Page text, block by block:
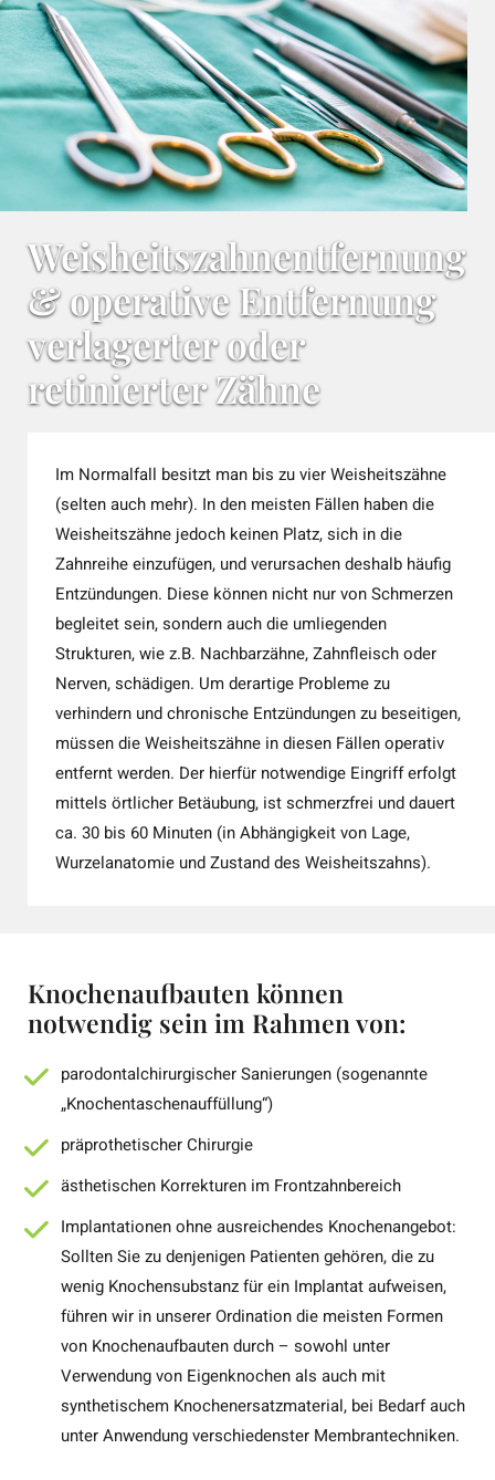
Weisheitszahnentfernung
& operative Entfernung
verlagerter oder
retinierter Zähne
Im Normalfall besitzt man bis zu vier Weisheitszähne
(selten auch mehr). In den meisten Fällen haben die
Weisheitszähne jedoch keinen Platz, sich in die
Zahnreihe einzufügen, und verursachen deshalb häufig
Entzündungen. Diese können nicht nur von Schmerzen
begleitet sein, sondern auch die umliegenden
Strukturen, wie z.B. Nachbarzähne, Zahnfleisch oder
Nerven, schädigen. Um derartige Probleme zu
verhindern und chronische Entzündungen zu beseitigen,
müssen die Weisheitszähne in diesen Fällen operativ
entfernt werden. Der hierfür notwendige Eingriff erfolgt
mittels örtlicher Betäubung, ist schmerzfrei und dauert
ca. 30 bis 60 Minuten (in Abhängigkeit von Lage,
Wurzelanatomie und Zustand des Weisheitszahns).
Knochenaufbauten können
notwendig sein im Rahmen von:
parodontalchirurgischer Sanierungen (sogenannte
„Knochentaschenauffüllung“)
präprothetischer Chirurgie
ästhetischen Korrekturen im Frontzahnbereich
Implantationen ohne ausreichendes Knochenangebot:
Sollten Sie zu denjenigen Patienten gehören, die zu
wenig Knochensubstanz für ein Implantat aufweisen,
führen wir in unserer Ordination die meisten Formen
von Knochenaufbauten durch – sowohl unter
Verwendung von Eigenknochen als auch mit
synthetischem Knochenersatzmaterial, bei Bedarf auch
unter Anwendung verschiedenster Membrantechniken.